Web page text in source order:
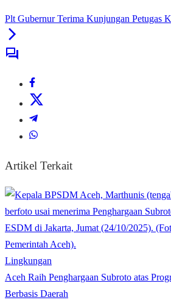
Plt Gubernur Terima Kunjungan Petugas
Artikel Terkait
Lingkungan
Aceh Raih Penghargaan Subroto atas
Berbasis Daerah